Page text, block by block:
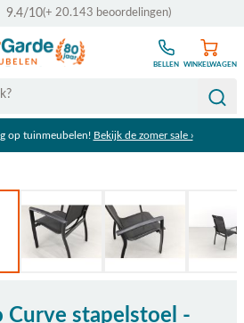
9.4/10(+ 20.143 beoordelingen)
BELLEN WINKELWAGEN
op tuinmeubelen! Bekijk de zomer sale ›
Curve stapelstoel -